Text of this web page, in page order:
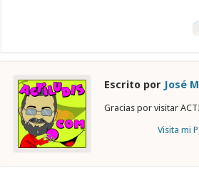
Escrito por José
Gracias por visitar
Visita mi